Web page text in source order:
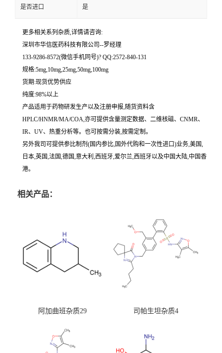
是否进口 是
更多相关系列杂质,详情请咨询:
深圳市华信医药科技有限公司--罗经理
133-9286-8572(微信手机同号)? QQ:2572-840-131
规格:5mg,10mg,25mg,50mg,100mg
货期:现货优势供应
纯度:98%以上
产品适用于药物研发生产以及注册申报,随货资料含
HPLC/HNMR/MA/COA,亦可提供含量测定数据、二维核磁、CNMR、
IR、UV、热重分析等。也可按需分装,按需定制。
另外我司可提供参比制剂(国内参比,国外代购和一次性进口)业务,美国,
日本,英国,法国,德国,意大利,西班牙,爱尔兰,西班牙以及中国大陆,中国香
港。
相关产品：
阿加曲班杂质29 司帕生坦杂质4